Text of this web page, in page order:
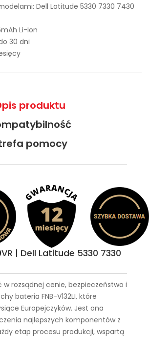
Dell Latitude 5330 7330 7430
Li-Ion
30 dni
produktu
pomocy
| Dell Latitude 5330 7330
w rozsądnej cenie, bezpieczeństwo i
bateria FNB-V132LI, które
Europejczyków. Jest ona
najlepszych komponentów z
etap procesu produkcji, wspartą